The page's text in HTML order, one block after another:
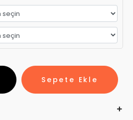
Sepete Ekle